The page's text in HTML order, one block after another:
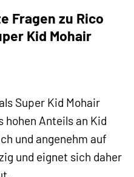
Fragen zu Rico
Kid Mohair
Super Kid Mohair
hohen Anteils an Kid
und angenehm auf
und eignet sich daher